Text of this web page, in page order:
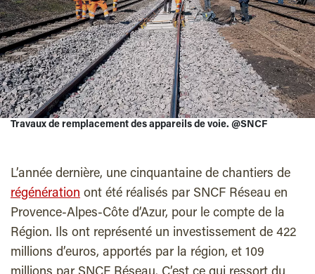
Travaux de remplacement des appareils de voie. @SNCF
L’année dernière, une cinquantaine de chantiers de
régénération ont été réalisés par SNCF Réseau en
Provence-Alpes-Côte d’Azur, pour le compte de la
Région. Ils ont représenté un investissement de 422
millions d’euros, apportés par la région, et 109